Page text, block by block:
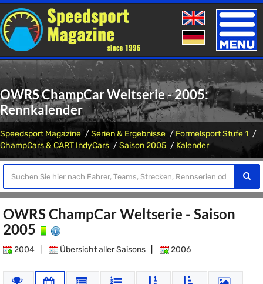
Toggle
OWRS ChampCar Weltserie - 2005:
Rennkalender
Speedsport Magazine Serien & Ergebnisse
Formelsport Stufe 1
ChampCars & CART IndyCars
Saison 2005 Kalender
OWRS ChampCar Weltserie - Saison
2005
2004 Übersicht aller Saisons 2006